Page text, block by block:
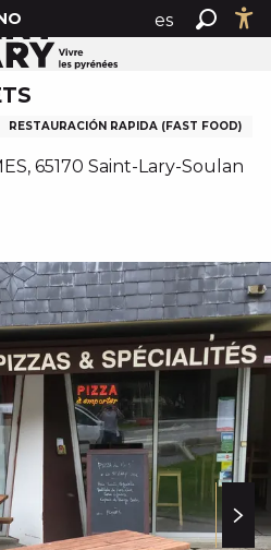
ÉTÉ : PASSER EN MODE
ACTUELLE ÉTÉ :
es
Buscar
SPIOULETS
RESTAURACIÓN RAPIDA (FAST FOOD)
65170 Saint-Lary-Soulan